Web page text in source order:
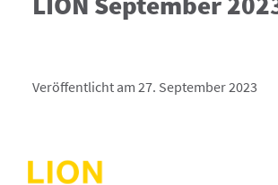
Veröffentlicht am 27. September 2023